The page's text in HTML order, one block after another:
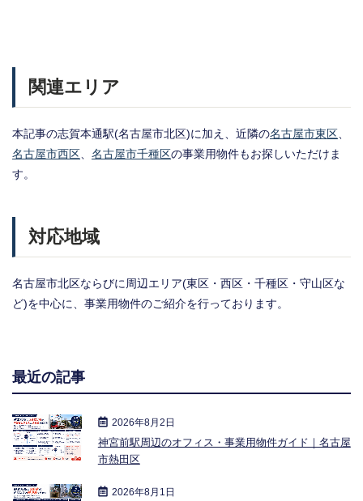
関連エリア
本記事の志賀本通駅(名古屋市北区)に加え、近隣の名古屋市東区、
名古屋市西区、 名古屋市千種区の事業用物件もお探しいただけま
す。
対応地域
名古屋市北区ならびに周辺エリア(東区・西区・千種区・守山区な
ど)を中心に、事業用物件のご紹介を行っております。
最近の記事
2026年8月2日
神宮前駅周辺のオフィス・事業用物件ガイド｜名古屋
市熱田区
2026年8月1日